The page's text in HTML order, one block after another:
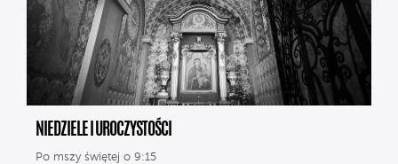
NIEDZIELE I UROCZYSTOŚCI
Po mszy świętej o 9:15